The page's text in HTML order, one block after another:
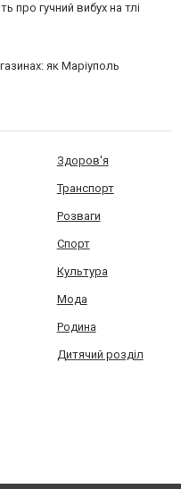
про гучний вибух на тлі
як Маріуполь
Здоров'я
Транспорт
Розваги
Спорт
Культура
Мода
Родина
Дитячий розділ